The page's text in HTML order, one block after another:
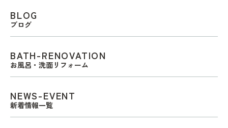
BLOG
ブログ
BATH-RENOVATION
お風呂・洗面リフォーム
NEWS-EVENT
新着情報一覧